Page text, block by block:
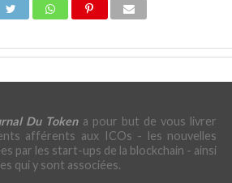
Du Tokena pour but de vous livrer
afférents aux ICOs - les nouvelles
par les start-ups de la blockchain - ainsi
qui y sont associées.